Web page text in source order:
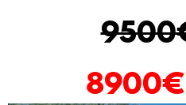
8900€